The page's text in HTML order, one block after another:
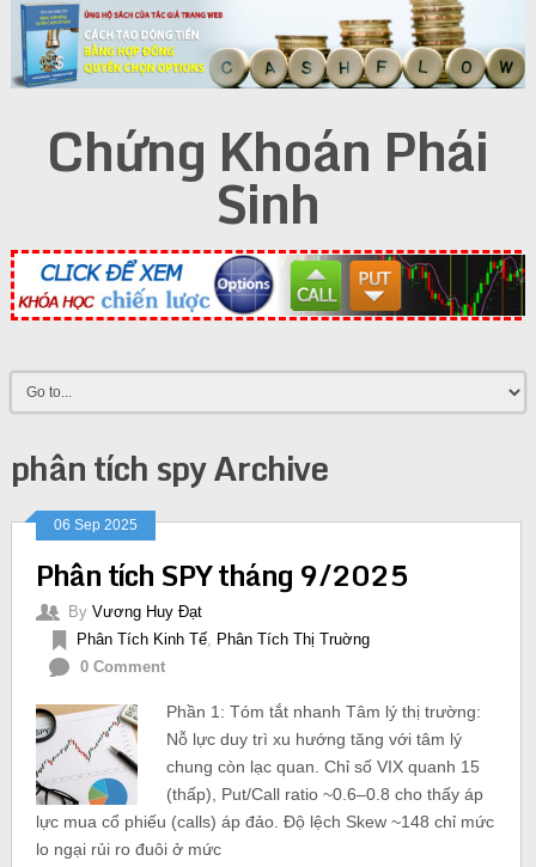
Chứng Khoán Phái
Sinh
phân tích spy Archive
06 Sep 2025
Phân tích SPY tháng 9/2025
By Vương Huy Đạt
Phân Tích Kinh Tế, Phân Tích Thị Truờng
0 Comment
Phần 1: Tóm tắt nhanh Tâm lý thị trường:
Nỗ lực duy trì xu hướng tăng với tâm lý
chung còn lạc quan. Chỉ số VIX quanh 15
(thấp), Put/Call ratio ~0.6–0.8 cho thấy áp
lực mua cổ phiếu (calls) áp đảo. Độ lệch Skew ~148 chỉ mức
lo ngại rủi ro đuôi ở mức